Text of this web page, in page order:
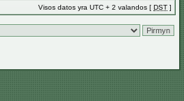
Visos datos yra UTC + 2 valandos [ DST ]